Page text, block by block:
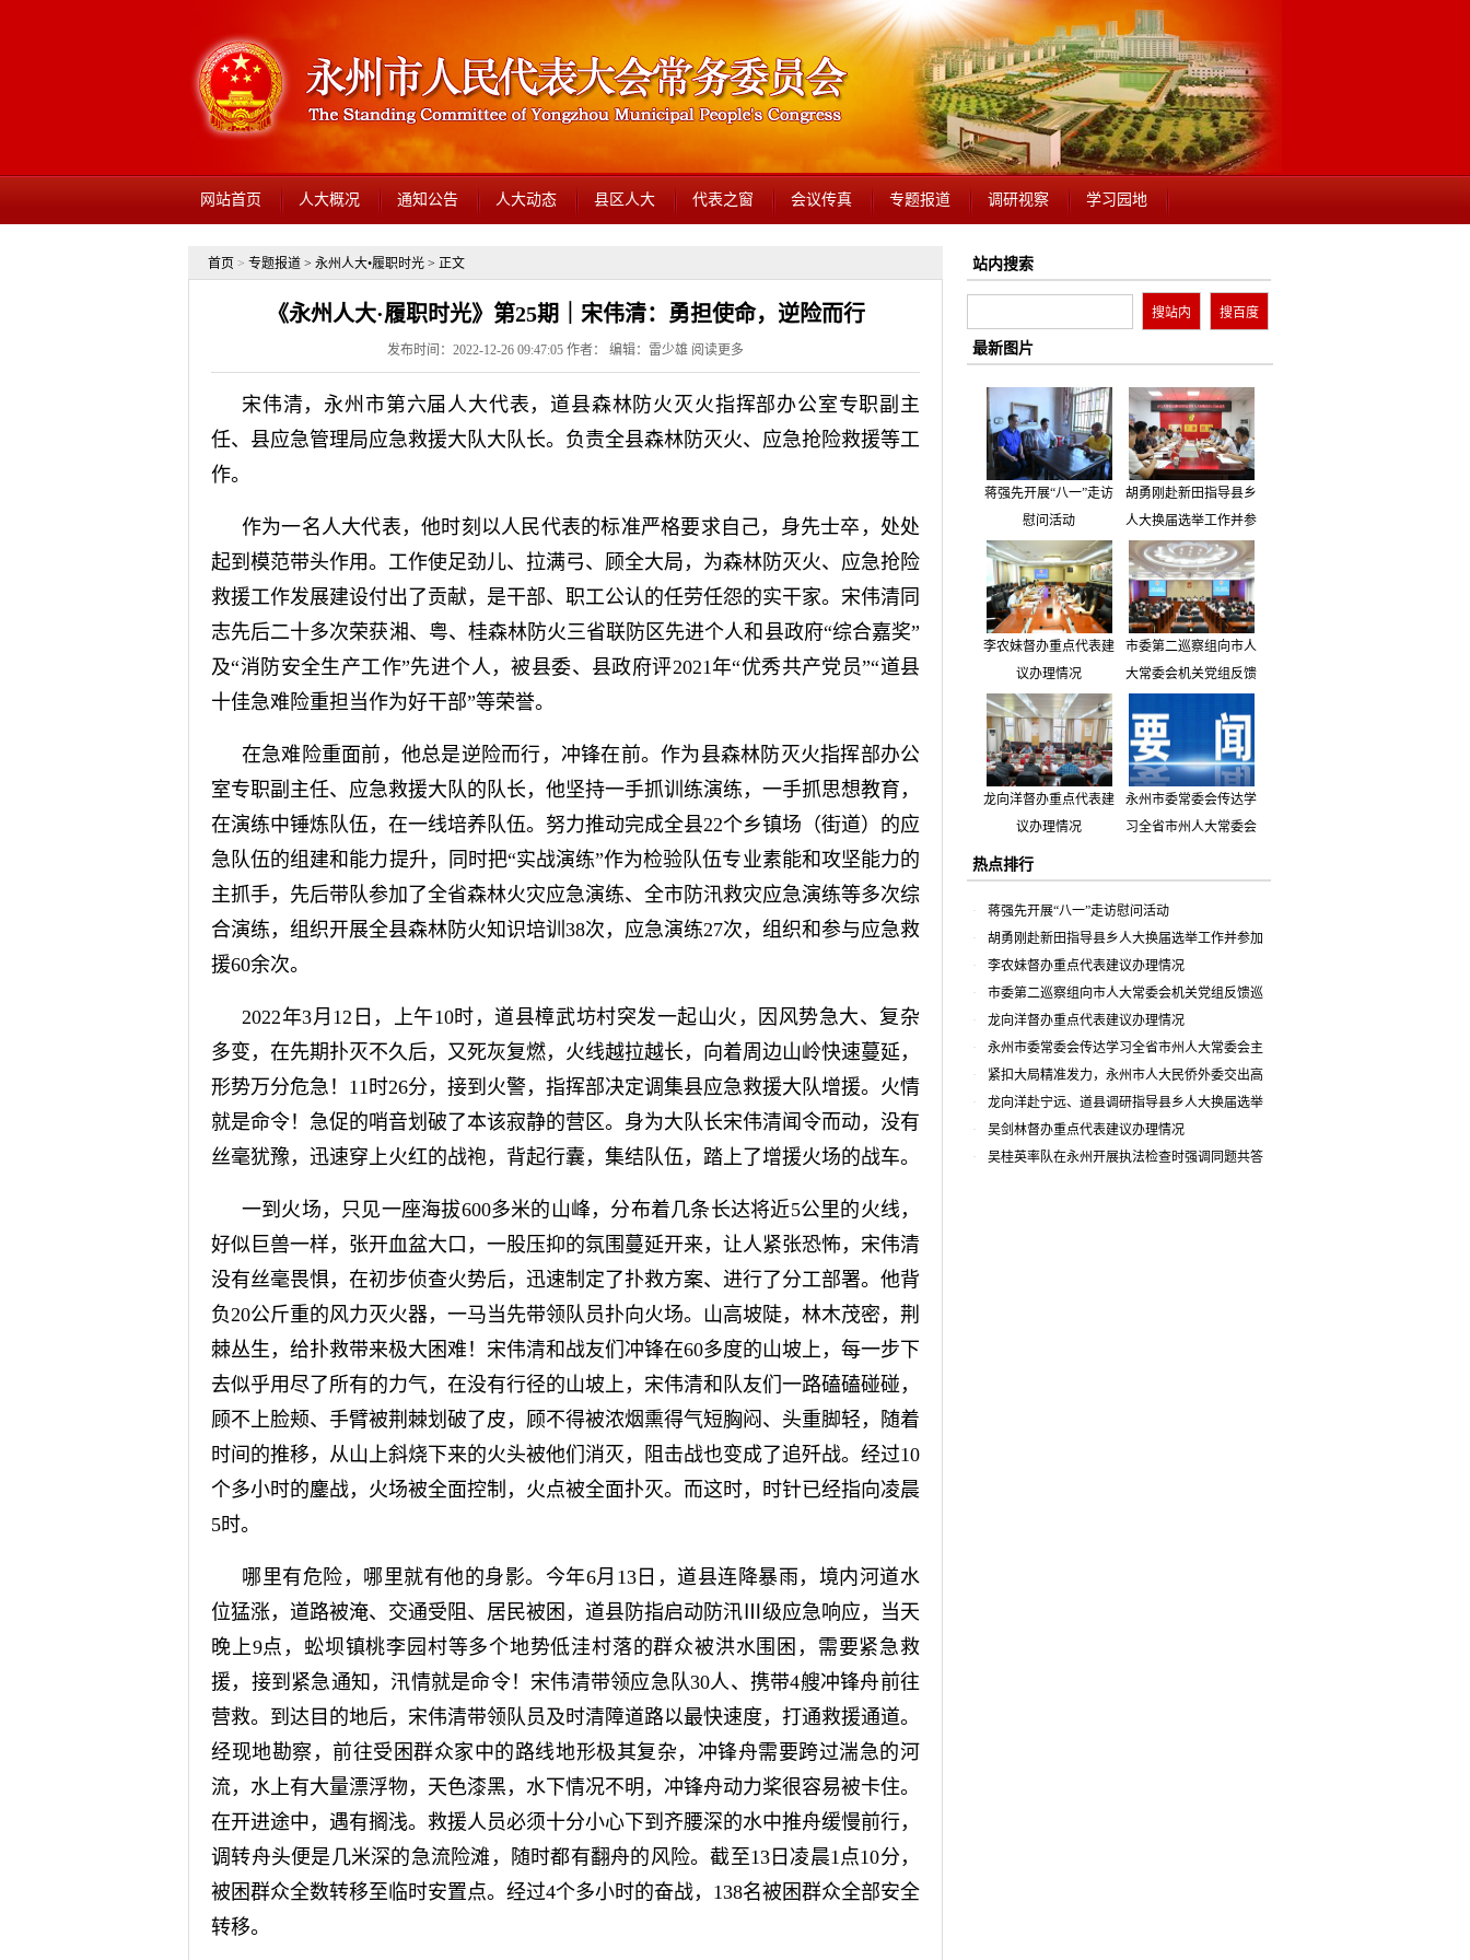
网站首页 人大概况 通知公告 人大动态 县区人大 代表之窗 会议传真 专题报道 调研视察 学习园地
首页 > 专题报道 > 永州人大•履职时光 > 正文
《永州人大·履职时光》第25期｜宋伟清：勇担使命，逆险而行
发布时间：2022-12-26 09:47:05 作者： 编辑：雷少雄 阅读更多
宋伟清，永州市第六届人大代表，道县森林防火灭火指挥部办公室专职副主
任、县应急管理局应急救援大队大队长。负责全县森林防灭火、应急抢险救援等工
作。
作为一名人大代表，他时刻以人民代表的标准严格要求自己，身先士卒，处处
起到模范带头作用。工作使足劲儿、拉满弓、顾全大局，为森林防灭火、应急抢险
救援工作发展建设付出了贡献，是干部、职工公认的任劳任怨的实干家。宋伟清同
志先后二十多次荣获湘、粤、桂森林防火三省联防区先进个人和县政府“综合嘉奖”
及“消防安全生产工作”先进个人，被县委、县政府评2021年“优秀共产党员”“道县
十佳急难险重担当作为好干部”等荣誉。
在急难险重面前，他总是逆险而行，冲锋在前。作为县森林防灭火指挥部办公
室专职副主任、应急救援大队的队长，他坚持一手抓训练演练，一手抓思想教育，
在演练中锤炼队伍，在一线培养队伍。努力推动完成全县22个乡镇场（街道）的应
急队伍的组建和能力提升，同时把“实战演练”作为检验队伍专业素能和攻坚能力的
主抓手，先后带队参加了全省森林火灾应急演练、全市防汛救灾应急演练等多次综
合演练，组织开展全县森林防火知识培训38次，应急演练27次，组织和参与应急救
援60余次。
2022年3月12日，上午10时，道县樟武坊村突发一起山火，因风势急大、复杂
多变，在先期扑灭不久后，又死灰复燃，火线越拉越长，向着周边山岭快速蔓延，
形势万分危急！11时26分，接到火警，指挥部决定调集县应急救援大队增援。火情
就是命令！急促的哨音划破了本该寂静的营区。身为大队长宋伟清闻令而动，没有
丝毫犹豫，迅速穿上火红的战袍，背起行囊，集结队伍，踏上了增援火场的战车。
一到火场，只见一座海拔600多米的山峰，分布着几条长达将近5公里的火线，
好似巨兽一样，张开血盆大口，一股压抑的氛围蔓延开来，让人紧张恐怖，宋伟清
没有丝毫畏惧，在初步侦查火势后，迅速制定了扑救方案、进行了分工部署。他背
负20公斤重的风力灭火器，一马当先带领队员扑向火场。山高坡陡，林木茂密，荆
棘丛生，给扑救带来极大困难！宋伟清和战友们冲锋在60多度的山坡上，每一步下
去似乎用尽了所有的力气，在没有行径的山坡上，宋伟清和队友们一路磕磕碰碰，
顾不上脸颊、手臂被荆棘划破了皮，顾不得被浓烟熏得气短胸闷、头重脚轻，随着
时间的推移，从山上斜烧 下来的火头被他们消灭，阻击战也变成了追歼战。经过10
个多小时的鏖战，火场被全面控制，火点被全面扑灭。而这时，时针已经指向凌晨
5时。
哪里有危险，哪里就有他的身影。今年6月13日，道县连降暴雨，境内河道水
位猛涨，道路被淹、交通受阻、居民被困，道县防指启动防汛Ⅲ级应急响应，当天
晚上9点，蚣坝镇桃李园村等多个地势低洼村落的群众被洪水围困，需要紧急救
援，接到紧急通知，汛情就是命令！宋伟清带领应急队30人、携带4艘冲锋舟前往
营救。到达目的地后，宋伟清带领队员及时清障道路以最快速度，打通救援通道。
经现地勘察，前往受困群众家中的路线地形极其复杂，冲锋舟需要跨过湍急的河
流，水上有大量漂浮物，天色漆黑，水下情况不明，冲锋舟动力桨很容易被卡住。
在开进途中，遇有搁浅。救援人员必须十分小心下到齐腰深的水中推舟缓慢前行，
调转舟头便是几米深的急流险滩，随时都有翻舟的风险。截至13日凌晨1点10分，
被困群众全数转移至临时安置点。经过4个多小时的奋战，138名被困群众全部安全
转移。
站内搜索
最新图片
蒋强先开展“八一”走访
慰问活动
胡勇刚赴新田指导县乡
人大换届选举工作并参
加市人大代表小组主题
活动
李农妹督办重点代表建
议办理情况
市委第二巡察组向市人
大常委会机关党组反馈
龙向洋督办重点代表建
议办理情况
永州市委常委会传达学
习全省市州人大常委会
关精神 专题听取省人
大常委会执法检查组到
永州开展大气污染防治
相关法律法规执法检查
情况汇报
热点排行
蒋强先开展“八一”走访慰问活动
胡勇刚赴新田指导县乡人大换届选举工作并参加
市人大代表小组主题活动
李农妹督办重点代表建议办理情况
市委第二巡察组向市人大常委会机关党组反馈巡
察情况
龙向洋督办重点代表建议办理情况
永州市委常委会传达学习全省市州人大常委会主
要负责同志座谈会有关精神 专题听取省人大常委会
执法检查组到永州开展大气污染防治相关法律法规
执法检查情况汇报
紧扣大局精准发力，永州市人大民侨外委交出高
质量履职答卷
龙向洋赴宁远、道县调研指导县乡人大换届选举
并督导安全生产工作
吴剑林督办重点代表建议办理情况
吴桂英率队在永州开展执法检查时强调同题共答